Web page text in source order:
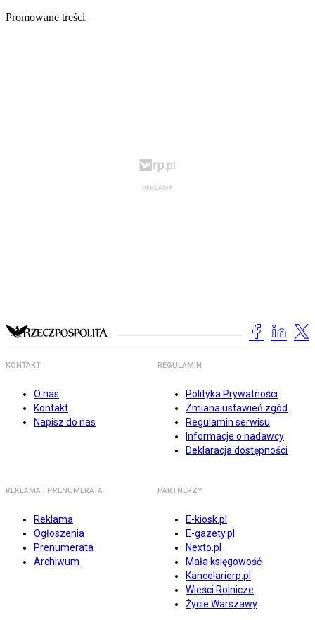
Promowane treści
KONTAKT
O nas
Kontakt
Napisz do nas
REGULAMIN
Polityka Prywatności
Zmiana ustawień zgód
Regulamin serwisu
Informacje o nadawcy
Deklaracja dostępności
REKLAMA I PRENUMERATA
Reklama
Ogłoszenia
Prenumerata
Archiwum
PARTNERZY
E-kiosk.pl
E-gazety.pl
Nexto.pl
Mała księgowość
Kancelarierp.pl
Wieści Rolnicze
Życie Warszawy